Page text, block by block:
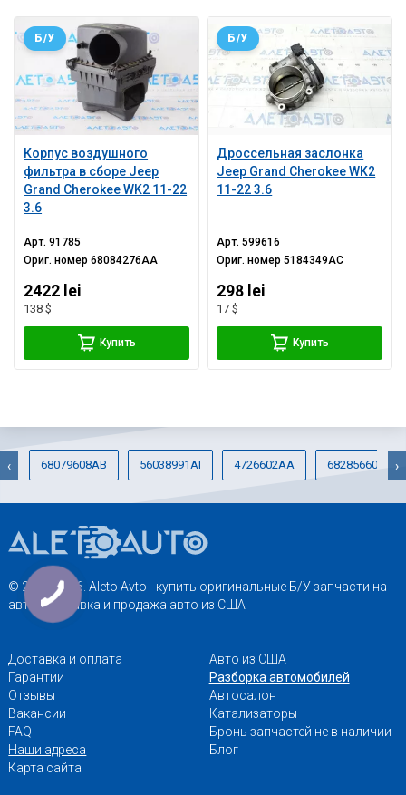
Корпус воздушного
фильтра в сборе Jeep
Grand Cherokee WK2 11-22
3.6
Б/У
Арт.91785
Ориг. номер68084276AA
2422 lei
138 $
Купить
Дроссельная заслонка
Jeep Grand Cherokee WK2
11-22 3.6
Б/У
Арт.599616
Ориг. номер5184349AC
298 lei
17 $
Купить
68079608AB 56038991AI 4726602AA 68285660AA
‹ ›
© 2013-2026. Aleto Avto - купить оригинальные Б/У запчасти на
авто. Доставка и продажа авто из США
Доставка и оплата
Гарантии
Отзывы
Вакансии
FAQ
Наши адреса
Карта сайта
Авто из США
Разборка автомобилей
Автосалон
Катализаторы
Бронь запчастей не в наличии
Блог